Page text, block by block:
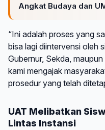
Angkat Budaya dan
“Ini adalah proses yang
bisa lagi diintervensi oleh
Gubernur, Sekda,
kami mengajak
prosedur yang telah
UAT Melibatkan
Lintas Instansi